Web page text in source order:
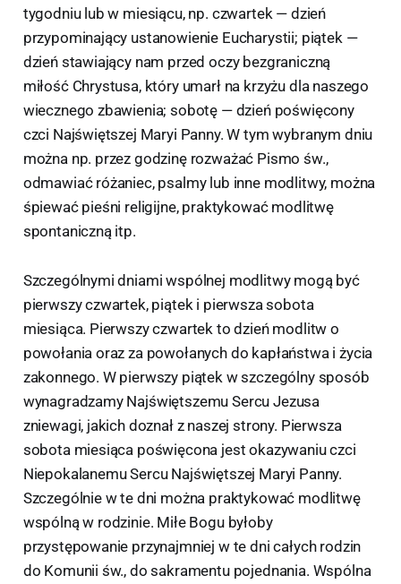
tygodniu lub w miesiącu, np. czwartek — dzień
przypominający ustanowienie Eucharystii; piątek —
dzień stawiający nam przed oczy bezgraniczną
miłość Chrystusa, który umarł na krzyżu dla naszego
wiecznego zbawienia; sobotę — dzień poświęcony
czci Najświętszej Maryi Panny. W tym wybranym dniu
można np. przez godzinę rozważać Pismo św.,
odmawiać różaniec, psalmy lub inne modlitwy, można
śpiewać pieśni religijne, praktykować modlitwę
spontaniczną itp.
Szczególnymi dniami wspólnej modlitwy mogą być
pierwszy czwartek, piątek i pierwsza sobota
miesiąca. Pierwszy czwartek to dzień modlitw o
powołania oraz za powołanych do kapłaństwa i życia
zakonnego. W pierwszy piątek w szczególny sposób
wynagradzamy Najświętszemu Sercu Jezusa
zniewagi, jakich doznał z naszej strony. Pierwsza
sobota miesiąca poświęcona jest okazywaniu czci
Niepokalanemu Sercu Najświętszej Maryi Panny.
Szczególnie w te dni można praktykować modlitwę
wspólną w rodzinie. Miłe Bogu byłoby
przystępowanie przynajmniej w te dni całych rodzin
do Komunii św., do sakramentu pojednania. Wspólna